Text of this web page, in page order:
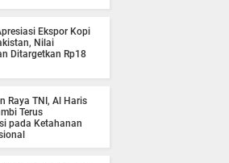
Ekspor Kopi
Nilai
Ditargetkan Rp18
Raya TNI, Al Haris
Terus
pada Ketahanan